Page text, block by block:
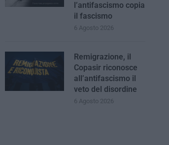
l’antifascismo copia
il fascismo
6 Agosto 2026
Remigrazione, il
Copasir riconosce
all’antifascismo il
veto del disordine
6 Agosto 2026